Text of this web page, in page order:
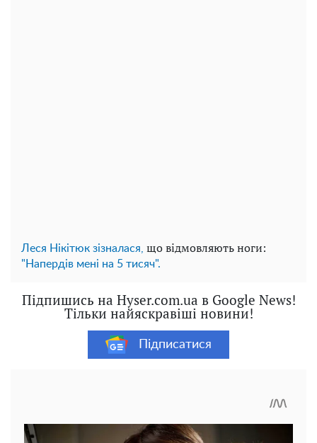
Леся Нікітюк зізналася, що відмовляють ноги:
"Напердів мені на 5 тисяч".
Підпишись на Hyser.com.ua в Google News!
Тільки найяскравіші новини!
Підписатися